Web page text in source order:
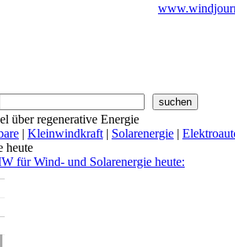
über regenerative Energie
| Kleinwindkraft | Solarenergie |
heute
für Wind- und Solarenergie heute: